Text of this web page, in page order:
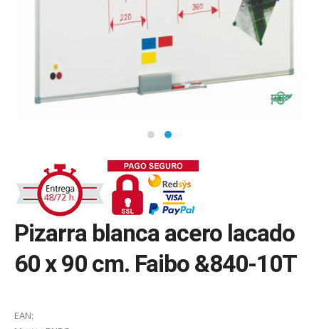
Pizarra blanca acero lacado
60 x 90 cm. Faibo &840-10T
EAN: